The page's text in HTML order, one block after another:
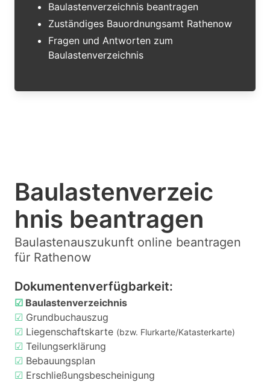
Baulastenverzeichnis beantragen
Zuständiges Bauordnungsamt Rathenow
Fragen und Antworten zum
Baulastenverzeichnis
Baulastenverzeic
hnis beantragen
Baulastenauszukunft online beantragen
für Rathenow
Dokumentenverfügbarkeit:
☑ Baulastenverzeichnis
☑ Grundbuchauszug
☑ Liegenschaftskarte (bzw. Flurkarte/Katasterkarte)
☑ Teilungserklärung
☑ Bebauungsplan
☑ Erschließungsbescheinigung